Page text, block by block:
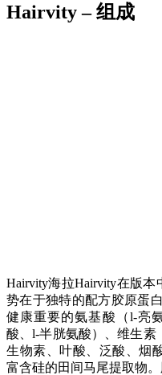
Hairvity – 组成
Hairvity海拉Hairvity在版本
势在于独特的配方胶原蛋
健康重要的氨基酸（l-亮
酸、l-半胱氨酸）、维生素
生物素、叶酸、泛酸、烟
富含硅的田间马尾提取物